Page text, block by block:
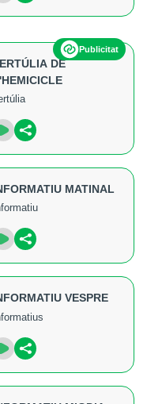
Publicitat
DE
MATINAL
VESPRE